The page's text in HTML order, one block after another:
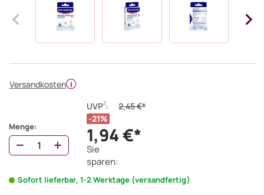
Versandkosten
Menge:
UVP2: 2,45 €*
1,94 €*
Sie
sparen:
21%
Sofort lieferbar, 1-2 Werktage (versandfertig)